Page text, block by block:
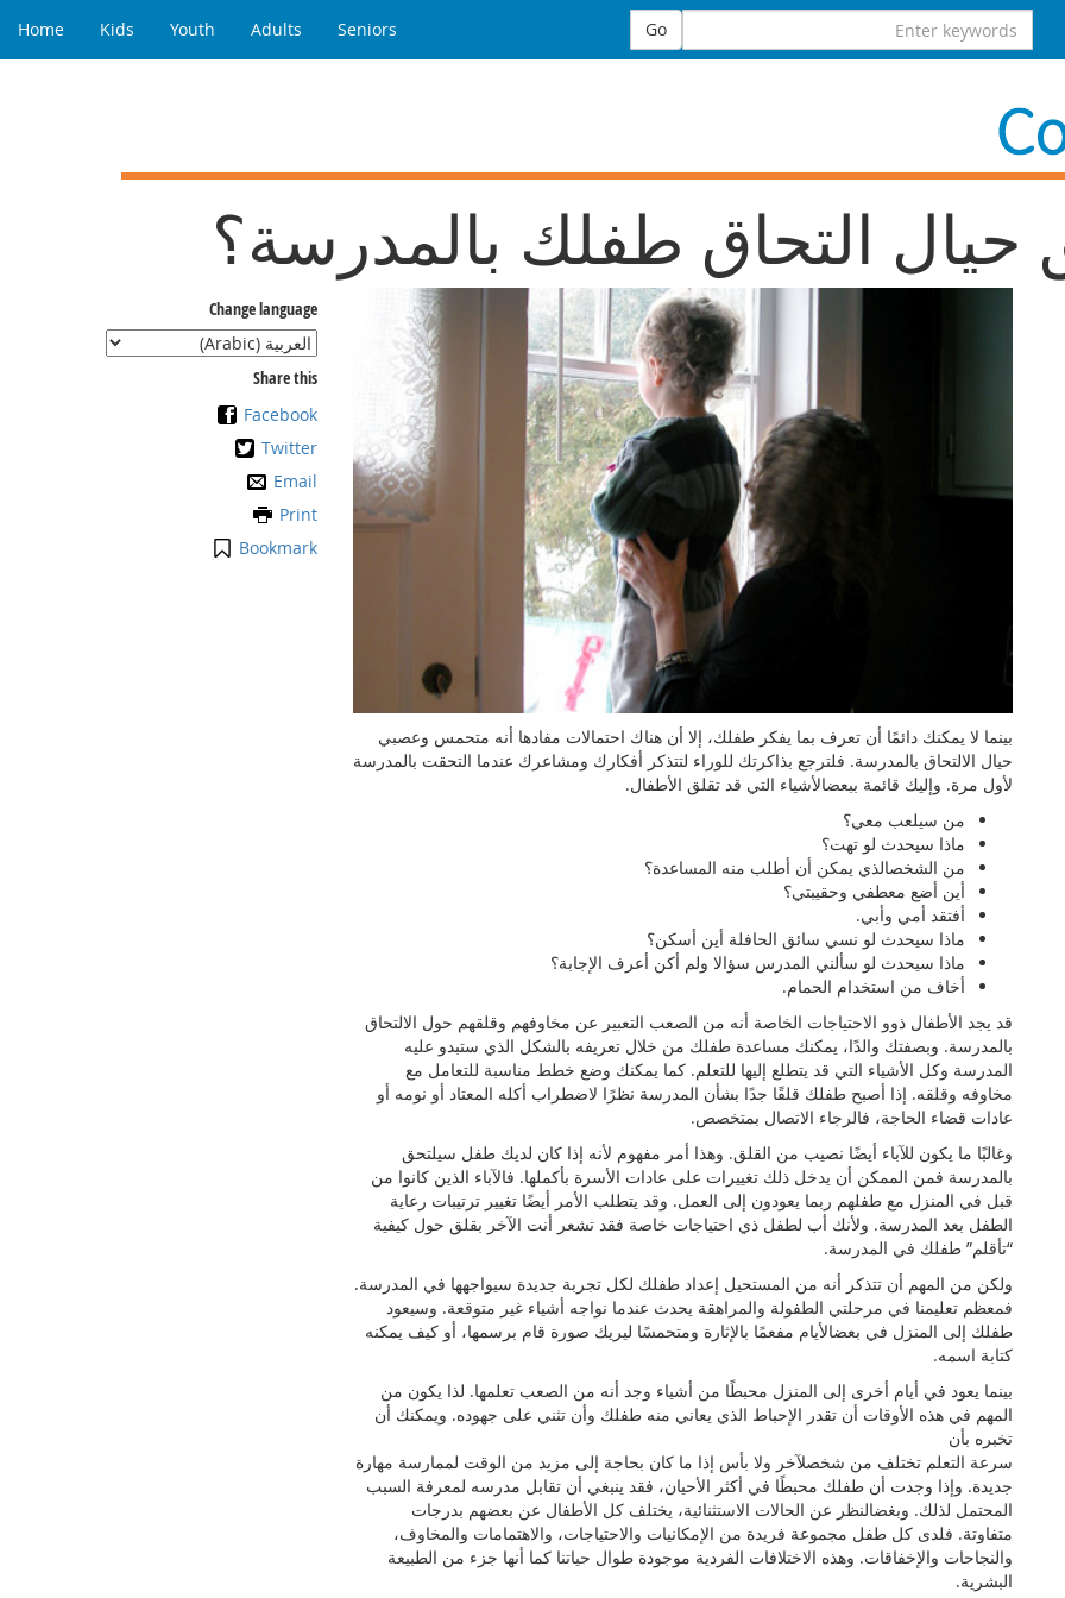
Home Kids Youth Adults Seniors
Search
for:
Go
حيال التحاق طفلك بالمدرسة؟
Change language
Share this
Facebook
Twitter
Email
Print
Bookmark
بينما لا يمكنك دائمًا أن تعرف بما يفكر طفلك، إلا أن ھناك احتمالات مفادھا أنه متحمس وعصبي
حيال الالتحاق بالمدرسة. فلترجع بذاكرتك للوراء لتتذكر أفكارك ومشاعرك عندما التحقت بالمدرسة
لأول مرة. وإليك قائمة ببعضالأشياء التي قد تقلق الأطفال.
من سيلعب معي؟
ماذا سيحدث لو تھت؟
من الشخصالذي يمكن أن أطلب منه المساعدة؟
أين أضع معطفي وحقيبتي؟
أفتقد أمي وأبي.
ماذا سيحدث لو نسي سائق الحافلة أين أسكن؟
ماذا سيحدث لو سألني المدرس سؤالا ولم أكن أعرف الإجابة؟
أخاف من استخدام الحمام.
قد يجد الأطفال ذوو الاحتياجات الخاصة أنه من الصعب التعبير عن مخاوفھم وقلقھم حول الالتحاق
بالمدرسة. وبصفتك والدًا، يمكنك مساعدة طفلك من خلال تعريفه بالشكل الذي ستبدو عليه
المدرسة وكل الأشياء التي قد يتطلع إليھا للتعلم. كما يمكنك وضع خطط مناسبة للتعامل مع
مخاوفه وقلقه. إذا أصبح طفلك قلقًا جدًا بشأن المدرسة نظرًا لاضطراب أكله المعتاد أو نومه أو
عادات قضاء الحاجة، فالرجاء الاتصال بمتخصص.
وغالبًا ما يكون للآباء أيضًا نصيب من القلق. وھذا أمر مفھوم لأنه إذا كان لديك طفل سيلتحق
بالمدرسة فمن الممكن أن يدخل ذلك تغييرات على عادات الأسرة بأكملھا. فالآباء الذين كانوا من
قبل في المنزل مع طفلھم ربما يعودون إلى العمل. وقد يتطلب الأمر أيضًا تغيير ترتيبات رعاية
الطفل بعد المدرسة. ولأنك أب لطفل ذي احتياجات خاصة فقد تشعر أنت الآخر بقلق حول كيفية
“تأقلم” طفلك في المدرسة.
ولكن من المھم أن تتذكر أنه من المستحيل إعداد طفلك لكل تجربة جديدة سيواجھھا في المدرسة.
فمعظم تعليمنا في مرحلتي الطفولة والمراھقة يحدث عندما نواجه أشياء غير متوقعة. وسيعود
طفلك إلى المنزل في بعضالأيام مفعمًا بالإثارة ومتحمسًا ليريك صورة قام برسمھا، أو كيف يمكنه
كتابة اسمه.
بينما يعود في أيام أخرى إلى المنزل محبطًا من أشياء وجد أنه من الصعب تعلمھا. لذا يكون من
المھم في ھذه الأوقات أن تقدر الإحباط الذي يعاني منه طفلك وأن تثني على جھوده. ويمكنك أن
تخبره بأن
سرعة التعلم تختلف من شخصلآخر ولا بأس إذا ما كان بحاجة إلى مزيد من الوقت لممارسة مھارة
جديدة. وإذا وجدت أن طفلك محبطًا في أكثر الأحيان، فقد ينبغي أن تقابل مدرسه لمعرفة السبب
المحتمل لذلك. وبغضالنظر عن الحالات الاستثنائية، يختلف كل الأطفال عن بعضھم بدرجات
متفاوتة. فلدى كل طفل مجموعة فريدة من الإمكانيات والاحتياجات، والاھتمامات والمخاوف،
والنجاحات والإخفاقات. وھذه الاختلافات الفردية موجودة طوال حياتنا كما أنھا جزء من الطبيعة
البشرية.